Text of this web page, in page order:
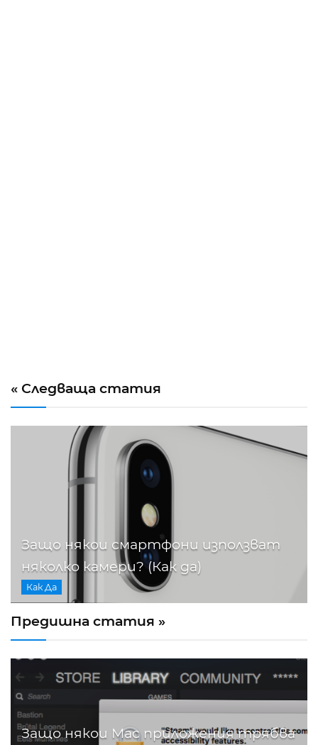
« Следваща статия
Защо някои смартфони използват
няколко камери? (Как да)
Как Да
Предишна статия »
Защо някои Mac приложения трябва